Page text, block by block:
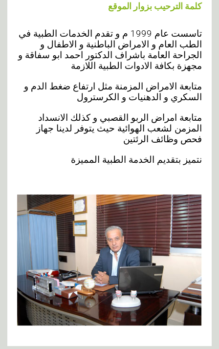
كلمة الترحيب بزوار الموقع
تاسست عام 1999 م و تقدم الخدمات الطبية في
الطب العام و الامراض الباطنية و الاطفال و
الجراحة العامة باشراف الدكتور احمد ابو سفاقة و
مجهزة بكافة الادوات الطبية اللازمة
متابعة الامراض المزمنة مثل ارتفاع ضغط الدم و
السكري و الدهنيات و الكرسترول
متابعة امراض الربو القصبي و كذلك الانسداد
المزمن لشعب الهوائية حيث يتوفر لدينا جهاز
فحص وظائف الرئتين
نتميز بتقديم الخدمة الطبية المميزة